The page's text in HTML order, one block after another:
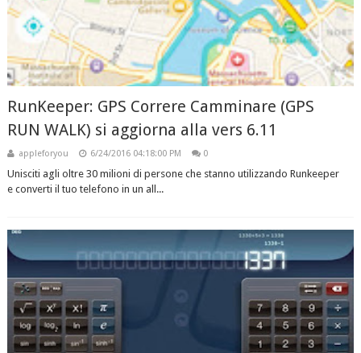
RunKeeper: GPS Correre Camminare (GPS
RUN WALK) si aggiorna alla vers 6.11
appleforyou 6/24/2016 04:18:00 PM 0
Unisciti agli oltre 30 milioni di persone che stanno utilizzando Runkeeper
e converti il tuo telefono in un all...